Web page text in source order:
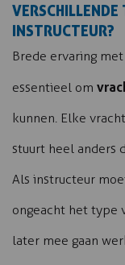
INSTRUCTEUR?
Brede ervaring
essentieel om
kunnen. Elke
stuurt heel anders
Als instructeur
ongeacht het type
later mee gaan